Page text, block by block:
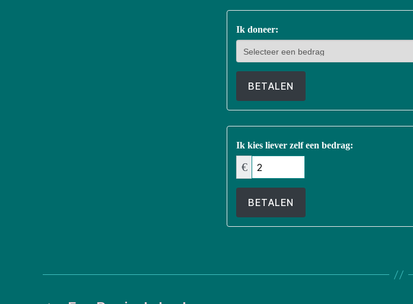
Ik doneer:
BETALEN
Ik kies liever zelf een bedrag:
€
BETALEN